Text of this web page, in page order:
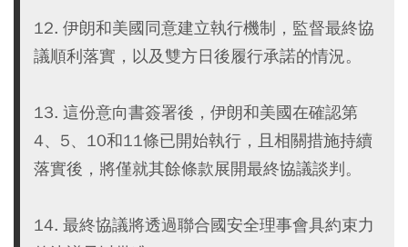
12. 伊朗和美國同意建立執行機制，監督最終協
議順利落實，以及雙方日後履行承諾的情況。
13. 這份意向書簽署後，伊朗和美國在確認第
4、5、10和11條已開始執行，且相關措施持續
落實後，將僅就其餘條款展開最終協議談判。
14. 最終協議將透過聯合國安全理事會具約束力